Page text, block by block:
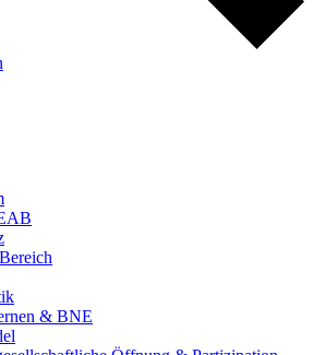
& BNE